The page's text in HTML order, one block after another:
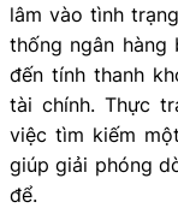
lâm vào tình
thống ngân
đến tính thanh
tài chính. Thực
việc tìm kiếm
giúp giải phóng
để.